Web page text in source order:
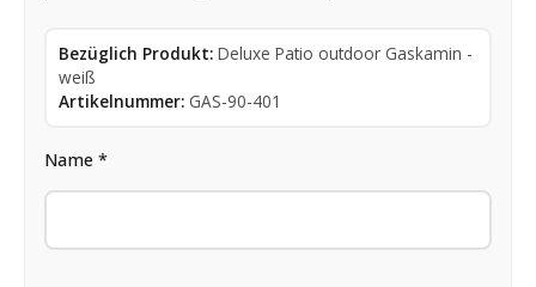
Bezüglich Produkt: Deluxe Patio outdoor Gaskamin -
weiß
Artikelnummer: GAS-90-401
Name *